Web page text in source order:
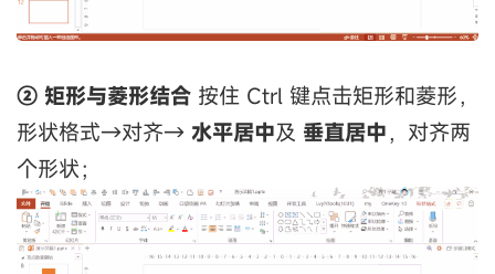
② 矩形与菱形结合 按住 Ctrl 键点击矩形和菱形，
形状格式→对齐→ 水平居中及 垂直居中，对齐两
个形状；